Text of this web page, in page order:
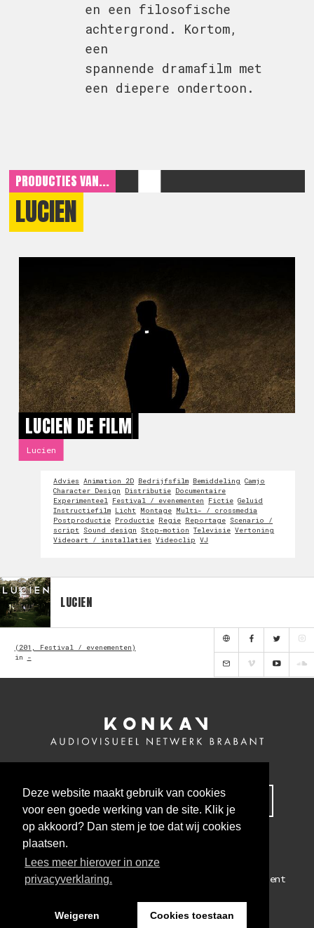
Deze website maakt gebruik van cookies
voor een goede werking van de site. Klik je
op akkoord? Dan stem je toe dat wij cookies
plaatsen.
Lees meer hierover in onze
privacyverklaring.
Weigeren Cookies toestaan
en een filosofische
achtergrond. Kortom,
een
spannende dramafilm met
een diepere ondertoon.
PRODUCTIES VAN...
LUCIEN
LUCIEN DE FILM
Lucien
Advies Animation 2D Bedrijfsfilm Bemiddeling Camjo
Character Design
Distributie Documentaire
Experimenteel Festival / evenementen Fictie Geluid
Instructiefilm Licht Montage Multi- / crossmedia
Postproductie Productie Regie Reportage Scenario /
script
Sound design Stop-motion Televisie Vertoning
Videoart / installaties Videoclip VJ
LUCIEN
(201, Festival / evenementen)
in
-
MELD JE NU AAN VOOR ONZE NIEUWSBRIEF
Colofon Algemene voorwaarden Privacy statement